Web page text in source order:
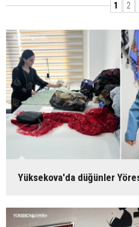
1 2
Yüksekova'da düğünler